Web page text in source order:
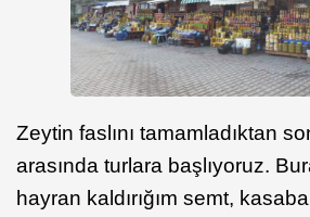
Zeytin faslını tamamladıktan
arasında turlara başlıyoruz.
hayran kaldırığım semt,